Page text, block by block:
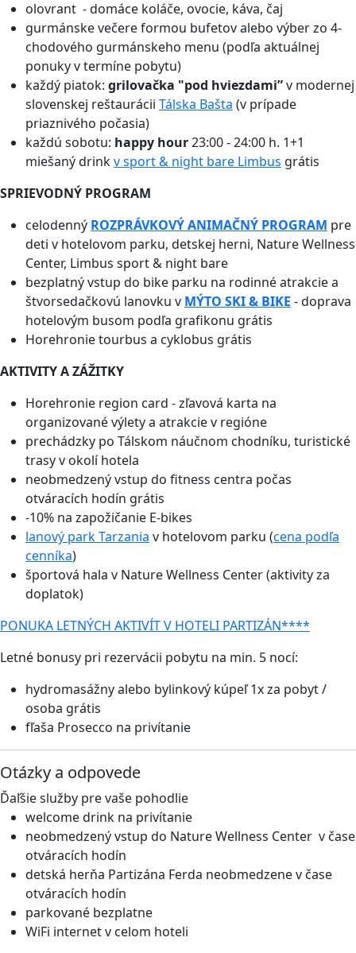
olovrant - domáce koláče, ovocie, káva, čaj
gurmánske večere formou bufetov alebo výber zo 4-
chodového gurmánskeho menu (podľa aktuálnej
ponuky v termíne pobytu)
každý piatok: grilovačka "pod hviezdami”v modernej
slovenskej reštaurácii Tálska Bašta (v prípade
priaznivého počasia)
každú sobotu: happy hour23:00 - 24:00 h. 1+1
miešaný drinkv sport & night bare Limbus grátis
SPRIEVODNÝ PROGRAM
celodenný ROZPRÁVKOVÝ ANIMAČNÝ PROGRAM pre
deti v hotelovom parku, detskej herni, Nature Wellness
Center, Limbus sport & night bare
bezplatný vstup do bike parku na rodinné atrakcie a
štvorsedačkovú lanovku v MÝTO SKI & BIKE - doprava
hotelovým busom podľa grafikonu grátis
Horehronie tourbus a cyklobus grátis
AKTIVITY A ZÁŽITKY
Horehronie region card - zľavová karta na
organizované výlety a atrakcie v regióne
prechádzky po Tálskom náučnom chodníku, turistické
trasy v okolí hotela
neobmedzený vstup do fitness centra počas
otváracích hodín grátis
-10% na zapožičanie E-bikes
lanový park Tarzania v hotelovom parku (cena podľa
cenníka)
športová hala v Nature Wellness Center (aktivity za
doplatok)
PONUKA LETNÝCH AKTIVÍT V HOTELI PARTIZÁN****
Letné bonusy pri rezervácii pobytu na min. 5 nocí:
hydromasážny alebo bylinkový kúpeľ 1x za pobyt /
osoba grátis
fľaša Prosecco na privítanie
Otázky a odpovede
Ďaľšie služby pre vaše pohodlie
welcome drink na privítanie
neobmedzený vstup do Nature Wellness Center v čase
otváracích hodín
detská herňa Partizána Ferda neobmedzene v čase
otváracích hodín
parkované bezplatne
WiFi internet v celom hoteli